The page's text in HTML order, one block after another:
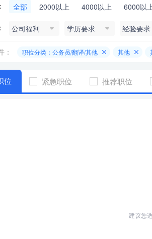
全部 2000以上 4000以上 6000以
公司福利 学历要求 经验要求
： 职位分类：公务员/翻译/其他 其他
位 紧急职位 推荐职位
建议您